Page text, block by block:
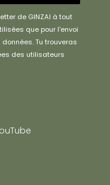
de GINZAI à tout
que pour l'envoi
Tu trouveras
des utilisateurs